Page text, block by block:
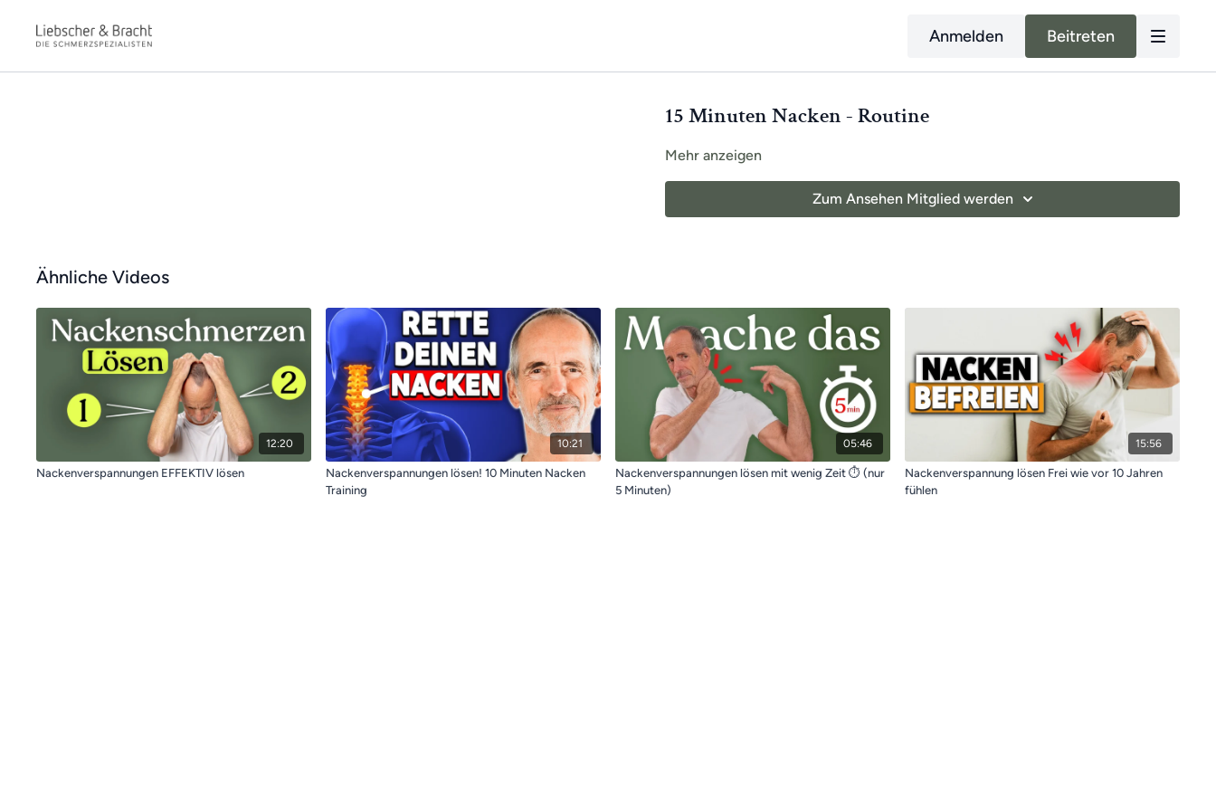
Anmelden Beitreten
15 Minuten Nacken - Routine
Mehr anzeigen
Zum Ansehen Mitglied werden
Ähnliche Videos
12:20
Nackenverspannungen EFFEKTIV lösen
10:21
Nackenverspannungen lösen! 10 Minuten Nacken
Training
05:46
Nackenverspannungen lösen mit wenig Zeit ⏱️ (nur
5 Minuten)
15:56
Nackenverspannung lösen Frei wie vor 10 Jahren
fühlen